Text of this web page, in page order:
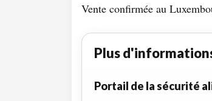
Vente confirmée au
Plus
Portail de la sécurité